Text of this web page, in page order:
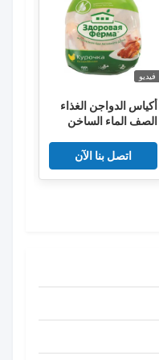
فيديو
أكياس الدواجن الغذاء
الصف الماء الساخن
EVA PE Co مقذوفاتصل بنا الآن